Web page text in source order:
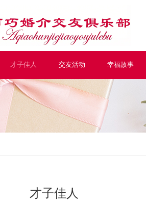
才子佳人 交友活动 幸福故事
才子佳人